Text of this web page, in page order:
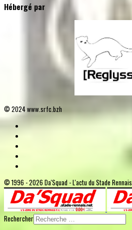
Hébergé par
© 2024 www.srfc.bzh
© 1996 - 2026 Da'Squad - L'actu du Stade Rennais
Rechercher